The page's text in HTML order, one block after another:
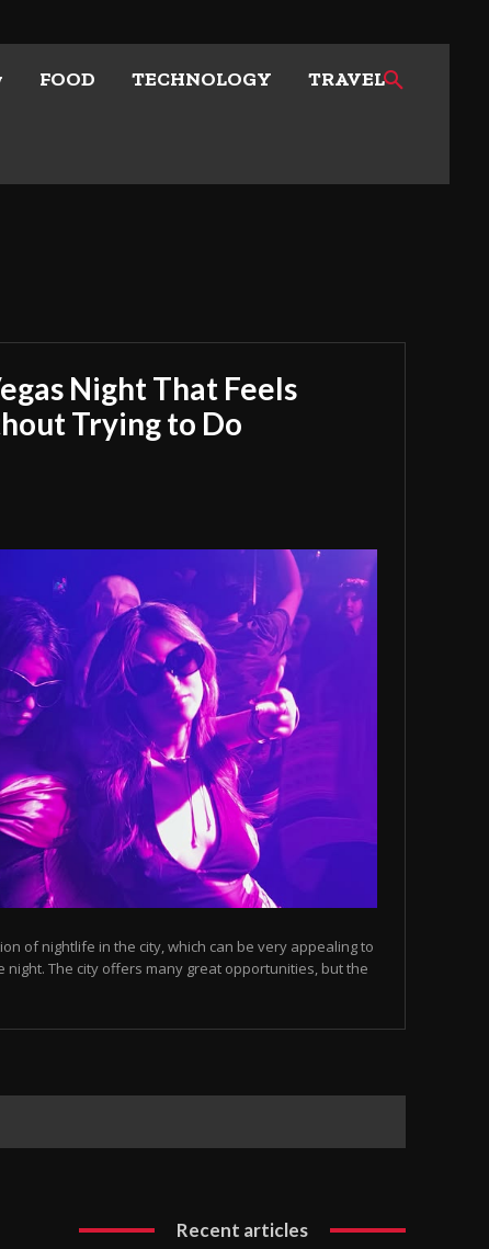
FOOD TECHNOLOGY TRAVEL
Night That Feels
Trying to Do
of nightlife in the city, which can be very appealing to
night. The city offers many great opportunities, but the
Recent articles